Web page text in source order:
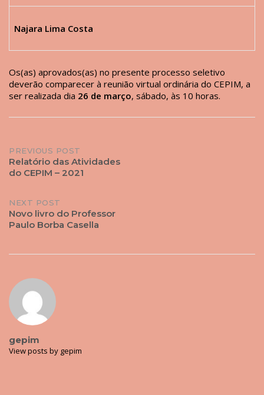
Najara Lima Costa
Os(as) aprovados(as) no presente processo seletivo
deverão comparecer à reunião virtual ordinária do CEPIM, a
ser realizada dia 26 de março, sábado, às 10 horas.
Post
navigation
PREVIOUS POST
Relatório das Atividades
do CEPIM – 2021
NEXT POST
Novo livro do Professor
Paulo Borba Casella
gepim
View posts by gepim